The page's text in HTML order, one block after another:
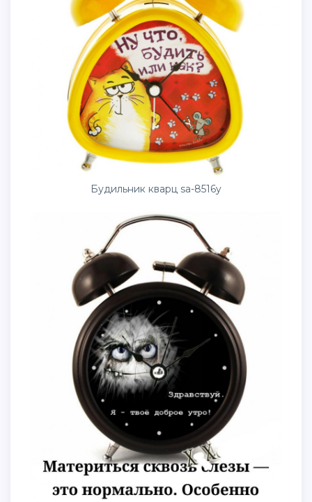
Будильник кварц sa-8516y